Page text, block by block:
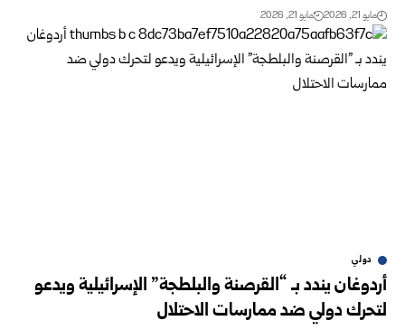
مايو 21, 2026 مايو 21, 2026
دولي
أردوغان يندد بـ “القرصنة والبلطجة” الإسرائيلية ويدعو
لتحرك دولي ضد ممارسات الاحتلال